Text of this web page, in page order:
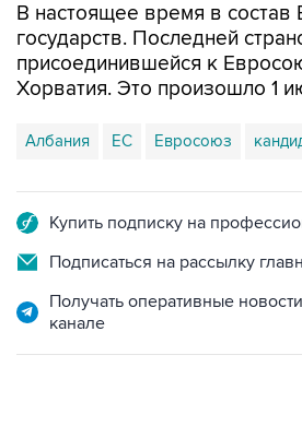
В настоящее время в состав
государств. Последней
присоединившейся к
Хорватия. Это произошло 1
Албания ЕС Евросоюз
Купить подписку на
Подписаться на рассылку
Получать оперативные
канале